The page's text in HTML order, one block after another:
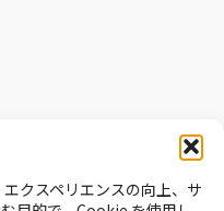
クスペリエンスの向上、サ